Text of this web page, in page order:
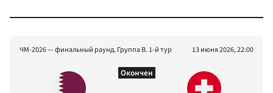
ЧМ-2026 — финальный раунд. Группа B. 1-й тур 13 июня 2026, 22:00
Окончен